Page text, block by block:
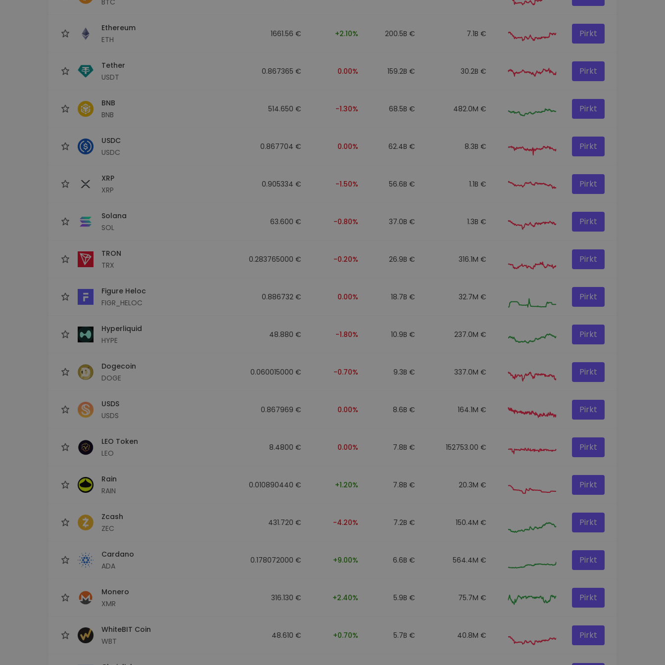
Ethereum
ETH
1661.56 € +2.10% 200.5B € 7.1B € Pirkt
Tether
USDT
0.867365 € 0.00% 159.2B € 30.2B € Pirkt
BNB
BNB
514.650 € -1.30% 68.5B € 482.0M € Pirkt
USDC
USDC
0.867704 € 0.00% 62.4B € 8.3B € Pirkt
XRP
XRP
0.905334 € -1.50% 56.6B € 1.1B € Pirkt
Solana
SOL
63.600 € -0.80% 37.0B € 1.3B € Pirkt
TRON
TRX
0.283765000 € -0.20% 26.9B € 316.1M € Pirkt
Figure Heloc
FIGR_HELOC
0.886732 € 0.00% 18.7B € 32.7M € Pirkt
Hyperliquid
HYPE
48.880 € -1.80% 10.9B € 237.0M € Pirkt
Dogecoin
DOGE
0.060015000 € -0.70% 9.3B € 337.0M € Pirkt
USDS
USDS
0.867969 € 0.00% 8.6B € 164.1M € Pirkt
LEO Token
LEO
8.4800 € 0.00% 7.8B € 152753.00 € Pirkt
Rain
RAIN
0.010890440 € +1.20% 7.8B € 20.3M € Pirkt
Zcash
ZEC
431.720 € -4.20% 7.2B € 150.4M € Pirkt
Cardano
ADA
0.178072000 € +9.00% 6.6B € 564.4M € Pirkt
Monero
XMR
316.130 € +2.40% 5.9B € 75.7M € Pirkt
WhiteBIT Coin
WBT
48.610 € +0.70% 5.7B € 40.8M € Pirkt